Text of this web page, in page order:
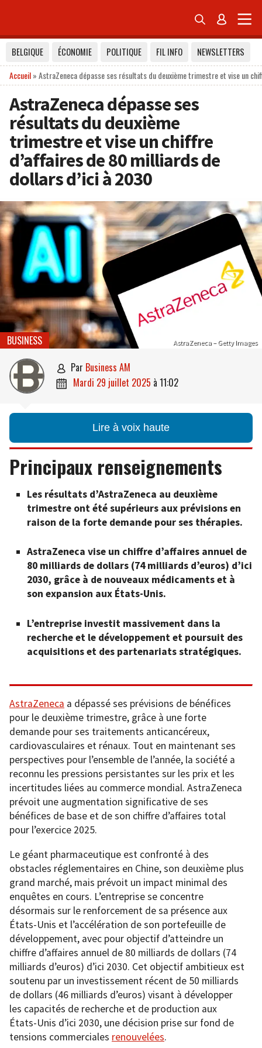
 
BELGIQUE ÉCONOMIE POLITIQUE FIL INFO
NEWSLETTERS
Accueil»AstraZeneca dépasse ses résultats du deuxième trimestre et vise un
AstraZeneca dépasse ses
résultats du deuxième
trimestre et vise un chiffre
d’affaires de 80 milliards de
dollars d’ici à 2030
AstraZeneca – Getty Images
BUSINESS
 par Business AM
 mardi 29 juillet 2025 à 11:02
Lire à voix haute
Principaux renseignements
Les résultats d’AstraZeneca au deuxième
trimestre ont été supérieurs aux prévisions en
raison de la forte demande pour ses thérapies.
AstraZeneca vise un chiffre d’affaires annuel de
80 milliards de dollars (74 milliards d’euros) d’ici
2030, grâce à de nouveaux médicaments et à
son expansion aux États-Unis.
L’entreprise investit massivement dans la
recherche et le développement et poursuit des
acquisitions et des partenariats stratégiques.
AstraZeneca a dépassé ses prévisions de bénéfices
pour le deuxième trimestre, grâce à une forte
demande pour ses traitements anticancéreux,
cardiovasculaires et rénaux. Tout en maintenant ses
perspectives pour l’ensemble de l’année, la société a
reconnu les pressions persistantes sur les prix et les
incertitudes liées au commerce mondial. AstraZeneca
prévoit une augmentation significative de ses
bénéfices de base et de son chiffre d’affaires total
pour l’exercice 2025.
Le géant pharmaceutique est confronté à des
obstacles réglementaires en Chine, son deuxième plus
grand marché, mais prévoit un impact minimal des
enquêtes en cours. L’entreprise se concentre
désormais sur le renforcement de sa présence aux
États-Unis et l’accélération de son portefeuille de
développement, avec pour objectif d’atteindre un
chiffre d’affaires annuel de 80 milliards de dollars (74
milliards d’euros) d’ici 2030. Cet objectif ambitieux est
soutenu par un investissement récent de 50 milliards
de dollars (46 milliards d’euros) visant à développer
les capacités de recherche et de production aux
États-Unis d’ici 2030, une décision prise sur fond de
tensions commerciales renouvelées.